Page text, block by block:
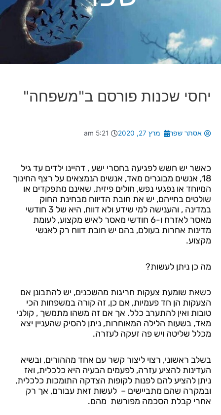
יחסי שכנות פורסם ב"משפחה"
אסתר שפר מרץ 27, 2020 5:21 am
כאשר יש חשש לפגיעה בחסרי ישע , דהיינו ילדים עד גיל
18, אנשים מבוגרים מאד, אנשים הנמצאים על רצף החינוך
המיוחד או נפגעי נפש, חולים פיזית, שאינם מתפקדים או
שולטים בחייהם, יש את חובת הדיווח מבחינת החוק
במדינה , והענישה למי שידע ולא דווח, היא של 3 חודשי
מאסר לאזרח ו-6 חודשי מאסר לאיש מקצוע, לעומת
מדינות אחרות בעולם, בהם יש חובת דווח רק לאנשי
מקצוע.
מה כן ניתן לעשות?
כשאת שומעת צעקות חריגות מהשכנים, יש להתבונן אם
הצעקות הן חד פעמיות, אם כן, זה קורה במשפחות הכי
טובות ואין להתערב כלל. אך אם זה משהו מתמשך , קולני
מאד, בשעות הלילה המאוחרות, ניתן להסיק שהעניין יצא
מכלל שליטה ויש פה זעקה לעזרה.
בשלב ראשוני, רצוי ליצור קשר עם אחד מההורים, ובשיא
העדינות להציע עזרה, לפעמים הבעיה היא כלכלית, ואז
ניתן להציע להם לפנות לקופות הצדקה התומכות כלכלית,
ובמקרה שהם מתביישים – לעשות זאת עבורם, אך רק
אחרי קבלת הסכמה מפורשת מהם.